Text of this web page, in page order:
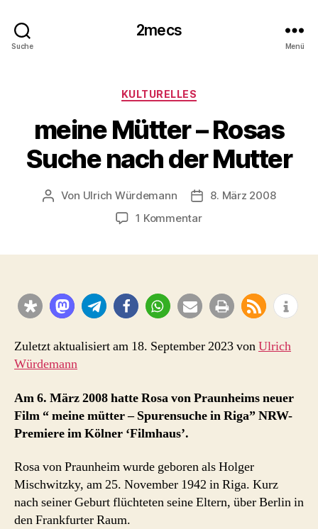
Suche
2mecs
Menü
Kategorien
KULTURELLES
meine Mütter – Rosas
Suche nach der Mutter
Beitragsautor
Von Ulrich Würdemann Beitragsdatum
8. März 2008
1 Kommentarzu
Suche
nach
Mutter
Zuletzt aktualisiert am 18. September 2023 vonUlrich
Würdemann
Am 6. März 2008 hatte Rosa von Praunheims neuer
Film “ meine mütter – Spurensuche in Riga” NRW-
Premiere im Kölner ‘Filmhaus’.
Rosa von Praunheim wurde geboren als Holger
Mischwitzky, am 25. November 1942 in Riga. Kurz
nach seiner Geburt flüchteten seine Eltern, über Berlin in
den Frankfurter Raum.